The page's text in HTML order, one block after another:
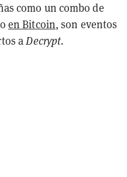
como un combo de
en Bitcoin, son eventos
aDecrypt.